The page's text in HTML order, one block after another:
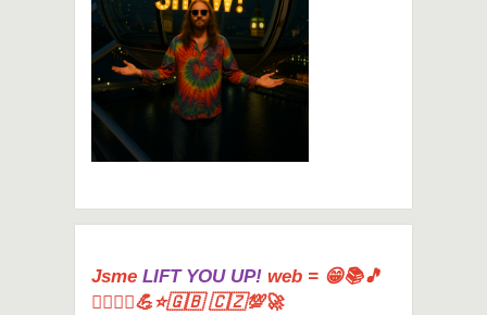
Jsme LIFT YOU UP! web = 😁📚🎵
🤸‍♀️🏋️‍♀️💪⭐🇬🇧 🇨🇿💯🚀